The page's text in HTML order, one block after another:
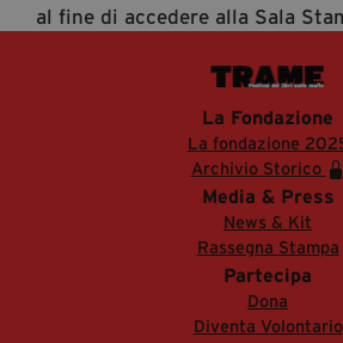
al fine di accedere alla Sala
La Fondazione
La fondazione
Archivio Storico
Media & Press
News & Kit
Rassegna Stampa
Partecipa
Dona
Diventa Volontario